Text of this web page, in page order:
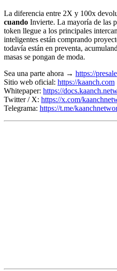
La diferencia entre 2X y 100x
cuando Invierte. La mayoría de las
token llegue a los principales
inteligentes están comprando
todavía están en preventa,
masas se pongan de moda.
Sea una parte ahora → https://
Sitio web oficial: https://kaanch.com
Whitepaper: https://
Twitter / X: https://x.com/
Telegrama: https://t.me/